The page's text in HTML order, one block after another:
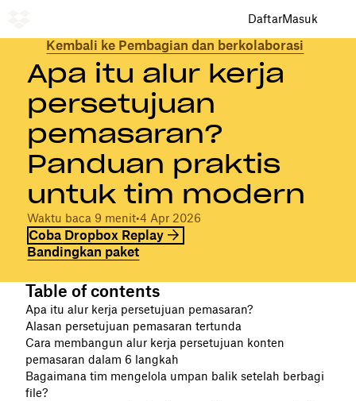
DaftarMasuk
Kembali ke Pembagian dan berkolaborasi
Apa itu alur kerja
persetujuan
pemasaran?
Panduan praktis
untuk tim modern
Waktu baca 9 menit•4 Apr 2026
Coba Dropbox Replay
Bandingkan paket
Table of contents
Apa itu alur kerja persetujuan pemasaran?
Alasan persetujuan pemasaran tertunda
Cara membangun alur kerja persetujuan konten
pemasaran dalam 6 langkah
Bagaimana tim mengelola umpan balik setelah berbagi
file?